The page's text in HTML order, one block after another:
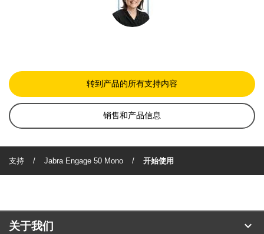
转到产品的所有支持内容
销售和产品信息
支持 Jabra Engage 50 Mono 开始使用
expand_more
关于我们